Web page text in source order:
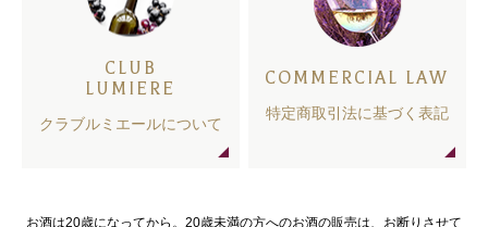
CLUB
LUMIERE
クラブルミエールについて
COMMERCIAL LAW
特定商取引法に基づく表記
お酒は20歳になってから。20歳未満の方へのお酒の販売は、お断りさせて